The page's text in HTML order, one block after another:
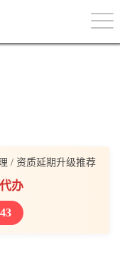
/ 资质延期升级推荐
办